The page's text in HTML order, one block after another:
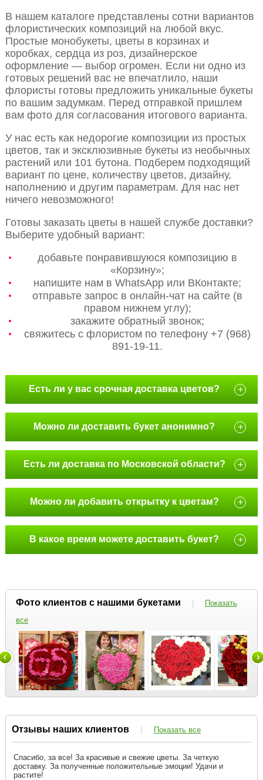
В нашем каталоге представлены сотни вариантов
флористических композиций на любой вкус.
Простые монобукеты, цветы в корзинах и
коробках, сердца из роз, дизайнерское
оформление — выбор огромен. Если ни одно из
готовых решений вас не впечатлило, наши
флористы готовы предложить уникальные букеты
по вашим задумкам. Перед отправкой пришлем
вам фото для согласования итогового варианта.
У нас есть как недорогие композиции из простых
цветов, так и эксклюзивные букеты из необычных
растений или 101 бутона. Подберем подходящий
вариант по цене, количеству цветов, дизайну,
наполнению и другим параметрам. Для нас нет
ничего невозможного!
Готовы заказать цветы в нашей службе доставки?
Выберите удобный вариант:
добавьте понравившуюся композицию в
«Корзину»;
напишите нам в WhatsApp или ВКонтакте;
отправьте запрос в онлайн-чат на сайте (в
правом нижнем углу);
закажите обратный звонок;
свяжитесь с флористом по телефону +7 (968)
891-19-11.
Есть ли у вас срочная доставка цветов? +
Можно ли доставить букет анонимно? +
Есть ли доставка по Московской области? +
Можно ли добавить открытку к цветам? +
В какое время можете доставить букет? +
Фото клиентов с нашими букетами |
Показать
все
Отзывы наших клиентов | Показать все
Спасибо, за все! За красивые и свежие цветы. За четкую
доставку. За полученные положительные эмоции! Удачи и
растите!